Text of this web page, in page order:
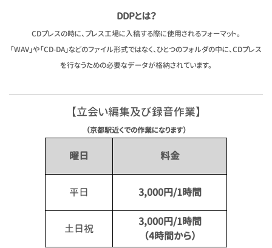
DDPとは？
CDプレスの時に、プレス工場に入稿する際に使用されるフォーマット。
「WAV」や「CD-DA」などのファイル形式ではなく、ひとつのフォルダの中に、CDプレス
を行なうための必要なデータが格納されています。
【立会い編集及び録音作業】
（京都駅近くでの作業になります）
曜日 料金
平日 3,000円/1時間
土日祝
3,000円/1時間
（4時間から）